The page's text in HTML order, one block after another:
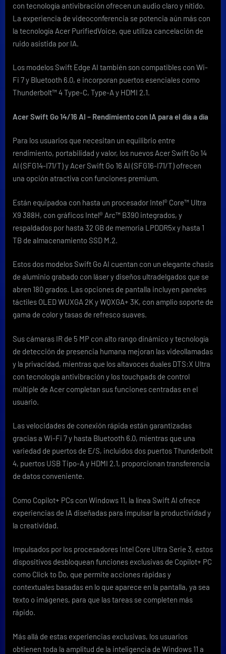
con tecnología antivibración ofrecen un audio claro y nítido.
La experiencia de videoconferencia se potencia aún más con
la tecnología Acer PurifiedVoice, que utiliza cancelación de
ruido asistida por IA.
Los modelos Swift Edge AI también son compatibles con Wi-
Fi 7 y Bluetooth 6.0, e incorporan puertos esenciales como
Thunderbolt™ 4 Type-C, Type-A y HDMI 2.1.
Acer Swift Go 14/16 AI – Rendimiento con IA para el día a día
Para los usuarios que necesitan un equilibrio entre
rendimiento, portabilidad y valor, los nuevos Acer Swift Go 14
AI (SFG14-I71/T) y Acer Swift Go 16 AI (SFG16-I71/T) ofrecen
una opción atractiva con funciones premium.
Están equipadoa con hasta un procesador Intel® Core™ Ultra
X9 388H, con gráficos Intel® Arc™ B390 integrados, y
respaldados por hasta 32 GB de memoria LPDDR5x y hasta 1
TB de almacenamiento SSD M.2.
Estos dos modelos Swift Go AI cuentan con un elegante chasis
de aluminio grabado con láser y diseños ultradelgados que se
abren 180 grados. Las opciones de pantalla incluyen paneles
táctiles OLED WUXGA 2K y WQXGA+ 3K, con amplio soporte de
gama de color y tasas de refresco suaves.
Sus cámaras IR de 5 MP con alto rango dinámico y tecnología
de detección de presencia humana mejoran las videollamadas
y la privacidad, mientras que los altavoces duales DTS:X Ultra
con tecnología antivibración y los touchpads de control
múltiple de Acer completan sus funciones centradas en el
usuario.
Las velocidades de conexión rápida están garantizadas
gracias a Wi-Fi 7 y hasta Bluetooth 6.0, mientras que una
variedad de puertos de E/S, incluidos dos puertos Thunderbolt
4, puertos USB Tipo-A y HDMI 2.1, proporcionan transferencia
de datos conveniente.
Como Copilot+ PCs con Windows 11, la línea Swift AI ofrece
experiencias de IA diseñadas para impulsar la productividad y
la creatividad.
Impulsados por los procesadores Intel Core Ultra Serie 3, estos
dispositivos desbloquean funciones exclusivas de Copilot+ PC
como Click to Do, que permite acciones rápidas y
contextuales basadas en lo que aparece en la pantalla, ya sea
texto o imágenes, para que las tareas se completen más
rápido.
Más allá de estas experiencias exclusivas, los usuarios
obtienen toda la amplitud de la inteligencia de Windows 11 a